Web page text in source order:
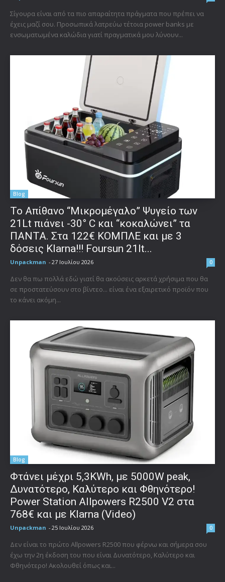
Σίγουρα είναι από τα πιο απαραίτητα πράγματα που πρέπει να
έχεις μαζί σου. Προσωπικά λατρεύω τέτοια power banks με
ενσωματωμένα καλώδια γιατί πραγματικά μου λύνουν...
Blog
Το Απίθανο “Μικρομέγαλο” Ψυγείο των
21Lt πιάνει -30° C και “κοκαλώνει” τα
ΠΑΝΤΑ. Στα 122€ ΚΟΜΠΛΕ και με 3
δόσεις Klarna!!! Foursun 21lt...
Unpackman - 27 Ιουλίου 2026 0
Δεν θα πω πολλά εδώ γιατί θα ακούσεις αρκετά χρήσιμα που θα
σε προστατεύσουν στο βίντεο... είναι ένα εξαιρετικό προϊόν που
το κάνει ακόμη...
Blog
Φτάνει μέχρι 5,3KWh, με 5000W peak,
Δυνατότερο, Καλύτερο και Φθηνότερο!
Power Station Allpowers R2500 V2 στα
768€ και με Klarna (Video)
Unpackman - 25 Ιουλίου 2026 0
Δεν είναι το πρώτο Allpowers R2500 που φέρνω και σήμερα σου
έχω την 2η έκδοση του που είναι Δυνατότερο, Καλύτερο και
Φθηνότερο! Ακολουθεί όπως και...